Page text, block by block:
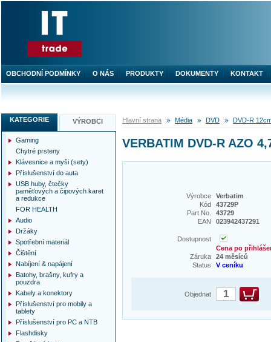
Hlavní strana Média DVD DVD-R
VERBATIM DVD-R AZO
Výrobce
Verbatim
Kód
43729P
Part No.
43729
EAN
023942437291
Dostupnost
Cena po
Záruka
24 měsíců
Status
V ceníku
Objednat
KATEGORIE VÝROBCI
Gaming
Chytré prsteny
Klávesnice a myši (sety)
Příslušenství do auta
USB huby, čtečky
paměťových a čipových karet
a redukce
FOR HEALTH
Audio
Držáky
Spotřební materiál
Čištění
Nabíjení & napájení
Batohy, brašny, kufry a
pouzdra
Kabely a konektory
Příslušenství pro mobily a
tablety
Příslušenství pro PC a NTB
Flashdisky
OBCHODNÍ PODMÍNKY O NÁS PRODUKTY DOKUMENTY KONTAKT